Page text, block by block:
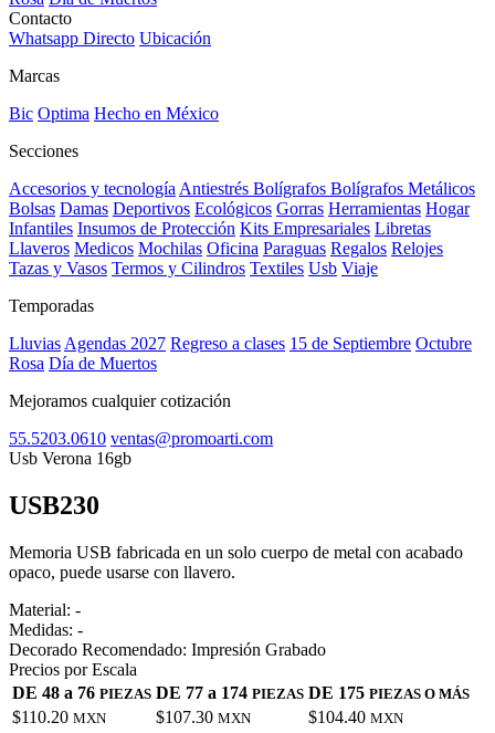
Contacto
Whatsapp Directo Ubicación
Marcas
Bic Optima Hecho en México
Secciones
Accesorios y tecnología Antiestrés Bolígrafos Bolígrafos Metálicos
Bolsas Damas Deportivos Ecológicos Gorras Herramientas Hogar
Infantiles Insumos de Protección Kits Empresariales Libretas
Llaveros Medicos Mochilas Oficina Paraguas Regalos Relojes
Tazas y Vasos Termos y Cilindros Textiles Usb Viaje
Temporadas
Lluvias Agendas 2027 Regreso a clases 15 de Septiembre Octubre
Rosa Día de Muertos
Mejoramos cualquier cotización
55.5203.0610 ventas@promoarti.com
Usb Verona 16gb
USB230
Memoria USB fabricada en un solo cuerpo de metal con acabado
opaco, puede usarse con llavero.
Material: -
Medidas: -
Decorado Recomendado: Impresión Grabado
Precios por Escala
DE 48 a 76 PIEZAS DE 77 a 174 PIEZAS DE 175 PIEZAS O MÁS
$110.20 MXN $107.30 MXN $104.40 MXN